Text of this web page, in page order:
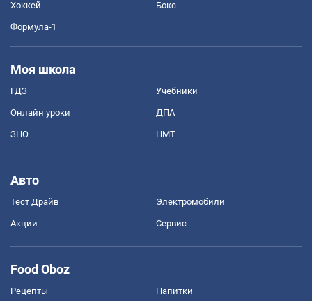
Хоккей Бокс
Формула-1
Моя школа
ГДЗ Учебники
Онлайн уроки ДПА
ЗНО НМТ
Авто
Тест Драйв Электромобили
Акции Сервис
Food Oboz
Рецепты Напитки